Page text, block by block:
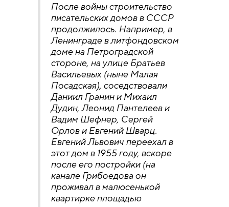
После войны строительство
писательских домов в СССР
продолжилось. Например, в
Ленинграде в литфондовском
доме на Петроградской
стороне, на улице Братьев
Васильевых (ныне Малая
Посадская), соседствовали
Даниил Гранин и Михаил
Дудин, Леонид Пантелеев и
Вадим Шефнер, Сергей
Орлов и Евгений Шварц.
Евгений Львович переехал в
этот дом в 1955 году, вскоре
после его постройки (на
канале Грибоедова он
проживал в малюсенькой
квартирке площадью